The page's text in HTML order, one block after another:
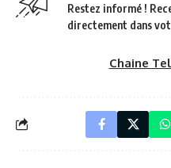
Restez informé !
directement dans
Chaine